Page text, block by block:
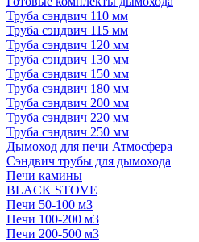
Труба сэндвич 110 мм
Труба сэндвич 115 мм
Труба сэндвич 120 мм
Труба сэндвич 130 мм
Труба сэндвич 150 мм
Труба сэндвич 180 мм
Труба сэндвич 200 мм
Труба сэндвич 220 мм
Труба сэндвич 250 мм
Дымоход для печи Атмосфера
Сэндвич трубы для дымохода
Печи камины
BLACK STOVE
Печи 50-100 м3
Печи 100-200 м3
Печи 200-500 м3